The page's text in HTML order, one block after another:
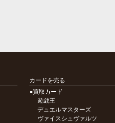
カードを売る
●買取カード
遊戯王
デュエルマスターズ
ヴァイスシュヴァルツ